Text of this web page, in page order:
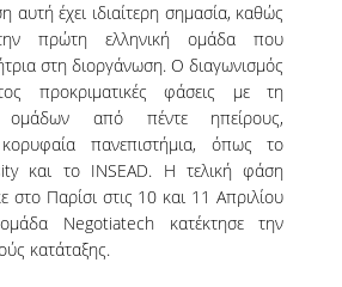
ΤΟΥ ΤΜΗΜΑΤΟΣ
ΔΙΔΑΚΤΟΡΕΣ
ΚΑΘΗΓΗΤΕΣ
αυτή έχει ιδιαίτερη σημασία, καθώς
πρώτη ελληνική ομάδα που
στη διοργάνωση. Ο διαγωνισμός
προκριματικές φάσεις με τη
από πέντε ηπείρους,
πανεπιστήμια, όπως το
και το INSEAD. Η τελική φάση
στο Παρίσι στις 10 και 11 Απριλίου
Negotiatech κατέκτησε την
κατάταξης.